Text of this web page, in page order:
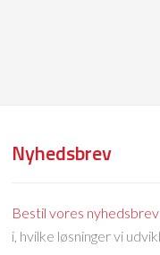
Nyhedsbrev
Bestil vores nyhedsbrev
i, hvilke løsninger vi